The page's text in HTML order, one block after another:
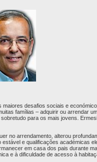
desafios sociais e
famílias – adquirir ou arrendar
para os mais jovens.
no arrendamento, alterou
e qualificações académicas
em casa dos pais durante
e à dificuldade de acesso à